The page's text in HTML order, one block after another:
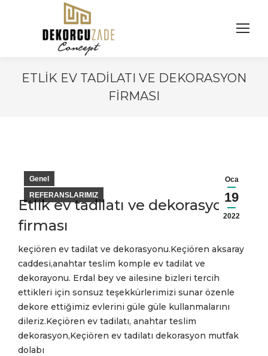
ETLIK EV TADILATI VE DEKORASYON
FIRMASI
Oca
19
2022
Genel
REFERANSLARIMIZ
Etlik ev tadilatı ve dekorasyon
firması
keçiören ev tadilat ve dekorasyonu.Keçiören aksaray
caddesi,anahtar teslim komple ev tadilat ve
dekorayonu. Erdal bey ve ailesine bizleri tercih
ettikleri için sonsuz teşekkürlerimizi sunar özenle
dekore ettiğimiz evlerini güle güle kullanmalarını
dileriz.Keçiören ev tadilatı, anahtar teslim
dekorasyon,Keçiören ev tadilatı dekorasyon mutfak
dolabı